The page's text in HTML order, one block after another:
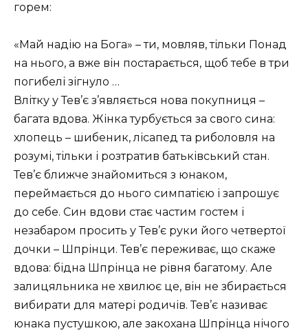
горем:
«Май надію на Бога» – ти, мовляв, тільки Понад
на нього, а вже він постарається, щоб тебе в три
погибелі зігнуло …
Влітку у Тев’є з’являється нова покупниця –
багата вдова. Жінка турбується за свого сина:
хлопець – шибеник, лісапед та риболовля на
розумі, тільки і розтратив батьківський стан.
Тев’є ближче знайомиться з юнаком,
переймається до нього симпатією і запрошує
до себе. Син вдови стає частим гостем і
незабаром просить у Тев’є руки його четвертої
дочки – Шпрінци. Тев’є переживає, що скаже
вдова: бідна Шпрінца не рівня багатому. Але
залицяльника не хвилює це, він не збирається
вибирати для матері родичів. Тев’є називає
юнака пустушкою, але закохана Шпрінца нічого